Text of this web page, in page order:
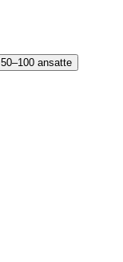
50–100 ansatte